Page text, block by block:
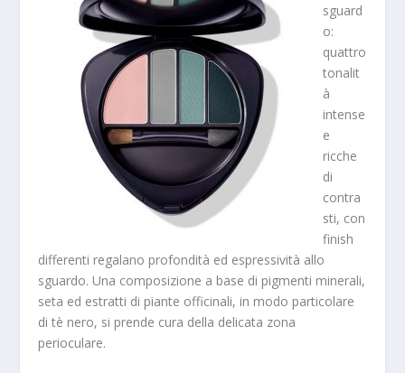
sguard
o:
quattro
tonalit
à
intense
e
ricche
di
contra
sti, con
finish
differenti regalano profondità ed espressività allo
sguardo. Una composizione a base di pigmenti minerali,
seta ed estratti di piante officinali, in modo particolare
di tè nero, si prende cura della delicata zona
perioculare.